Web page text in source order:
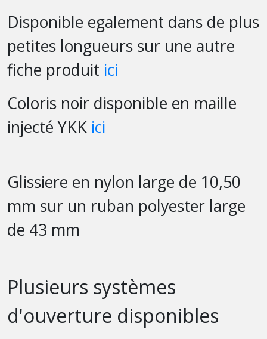
Disponible egalement dans de plus
petites longueurs sur une autre
fiche produit ici
Coloris noir disponible en maille
injecté YKK ici
Glissiere en nylon large de 10,50
mm sur un ruban polyester large
de 43 mm
Plusieurs systèmes
d'ouverture disponibles